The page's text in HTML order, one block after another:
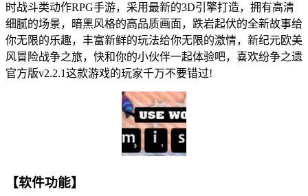
时战斗类动作RPG手游，采用最新的3D引擎打造，拥有高清
细腻的场景，暗黑风格的高品质画面，跌岩起伏的全新故事给
你无限的乐趣，丰富新鲜的玩法给你无限的激情，新纪元欧美
风冒险战争之旅，快和你的小伙伴一起体验吧，喜欢纷争之遗
官方版v2.2.1这款游戏的玩家千万不要错过!
【软件功能】